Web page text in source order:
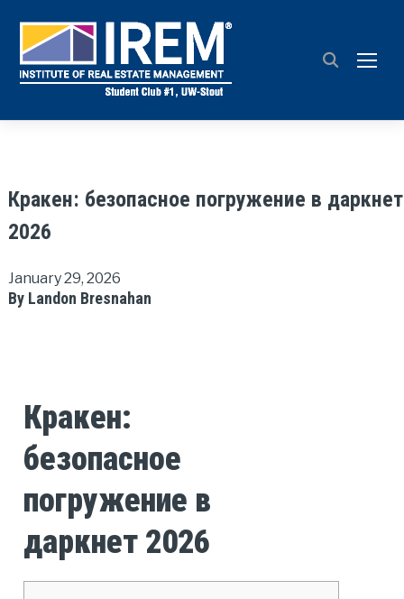
Кракен: безопасное погружение в даркнет
2026
January 29, 2026
By Landon Bresnahan
Кракен:
безопасное
погружение в
даркнет 2026